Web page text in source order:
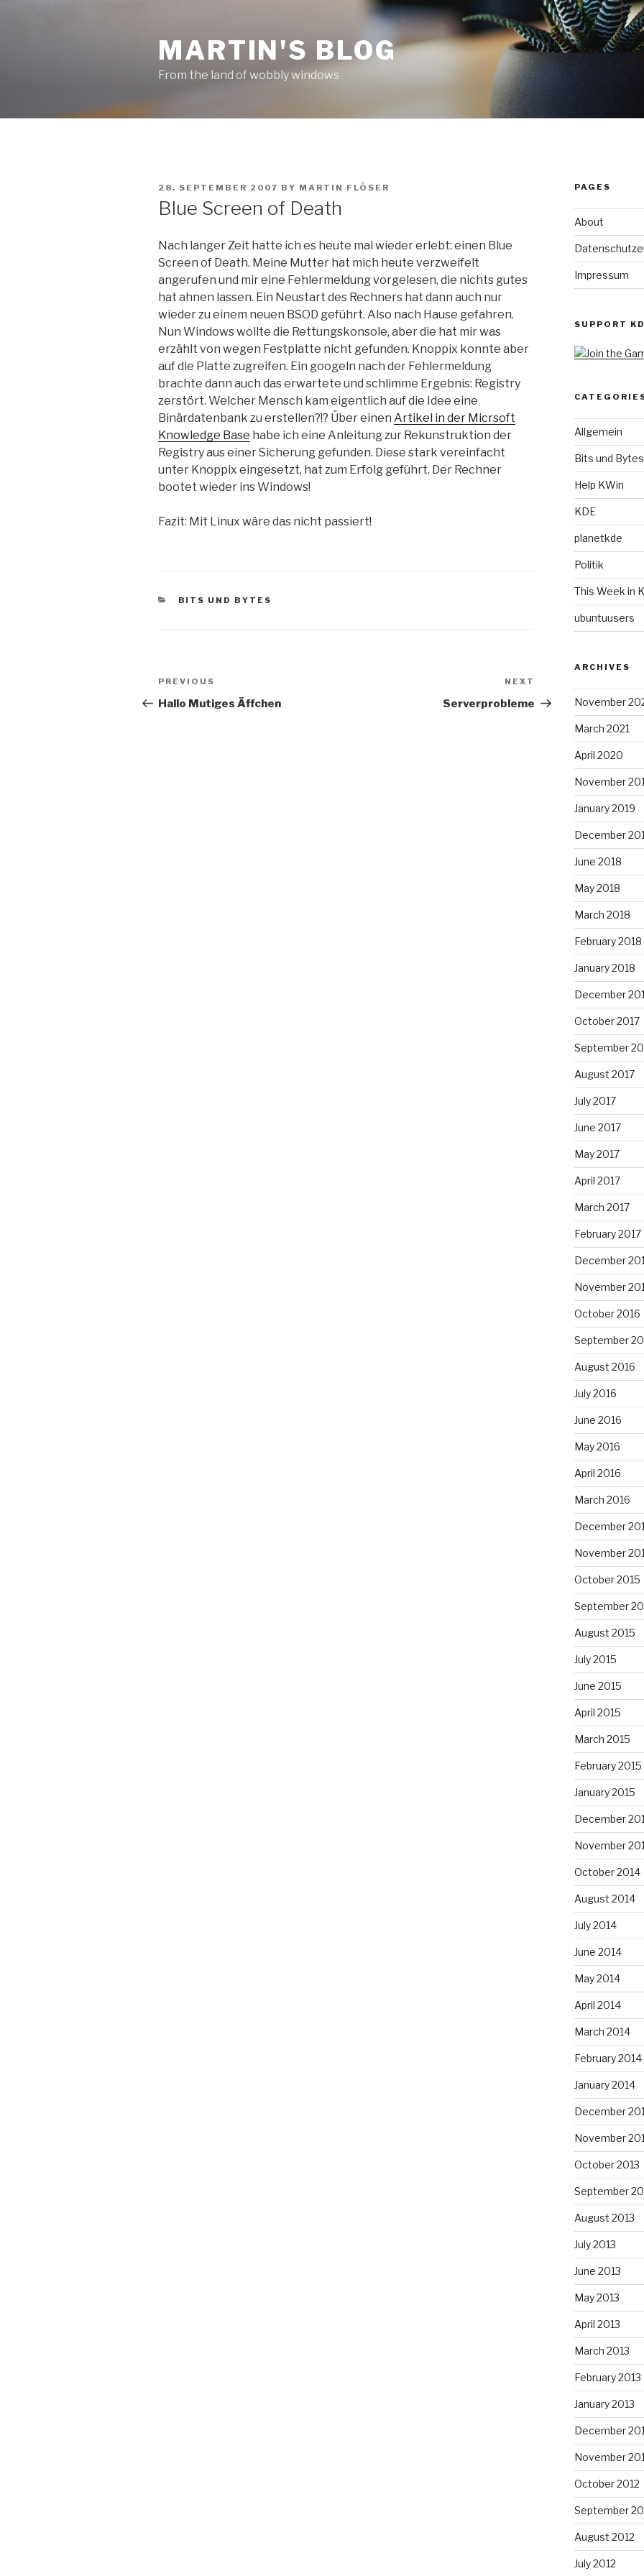
MARTIN'S BLOG
From the land of wobbly windows
POSTED
28. SEPTEMBER 2007 BY MARTIN FLÖSER
Blue Screen of Death
Nach langer Zeit hatte ich es heute mal wieder erlebt: einen Blue
Screen of Death. Meine Mutter hat mich heute verzweifelt
angerufen und mir eine Fehlermeldung vorgelesen, die nichts gutes
hat ahnen lassen. Ein Neustart des Rechners hat dann auch nur
wieder zu einem neuen BSOD geführt. Also nach Hause gefahren.
Nun Windows wollte die Rettungskonsole, aber die hat mir was
erzählt von wegen Festplatte nicht gefunden. Knoppix konnte aber
auf die Platte zugreifen. Ein googeln nach der Fehlermeldung
brachte dann auch das erwartete und schlimme Ergebnis: Registry
zerstört. Welcher Mensch kam eigentlich auf die Idee eine
Binärdatenbank zu erstellen?!? Über einen Artikel in der Micrsoft
Knowledge Base habe ich eine Anleitung zur Rekunstruktion der
Registry aus einer Sicherung gefunden. Diese stark vereinfacht
unter Knoppix eingesetzt, hat zum Erfolg geführt. Der Rechner
bootet wieder ins Windows!
Fazit: Mit Linux wäre das nicht passiert!
CATEGORIES
BITS UND BYTES
Post
navigation
Previous
Post
PREVIOUS
Hallo Mutiges Äffchen
Post
NEXT
Serverprobleme
PAGES
About
Impressum
SUPPORT
Allgemein
Bits und Bytes
Help KWin
KDE
planetkde
Politik
This Week in
ubuntuusers
ARCHIVES
November
March 2021
April 2020
November
January 2019
December
June 2018
May 2018
March 2018
February 2018
January 2018
December
October 2017
September
August 2017
July 2017
June 2017
May 2017
April 2017
March 2017
February 2017
December
November
October 2016
September
August 2016
July 2016
June 2016
May 2016
April 2016
March 2016
December
November
October 2015
September
August 2015
July 2015
June 2015
April 2015
March 2015
February 2015
January 2015
December
November
October 2014
August 2014
July 2014
June 2014
May 2014
April 2014
March 2014
February 2014
January 2014
December
November
October 2013
September
August 2013
July 2013
June 2013
May 2013
April 2013
March 2013
February 2013
January 2013
December
November
October 2012
September
August 2012
July 2012